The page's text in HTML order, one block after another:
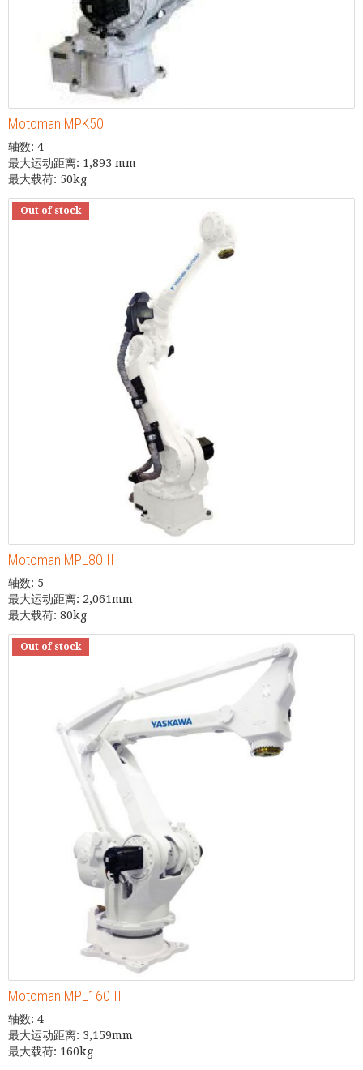
Motoman MPK50
轴数: 4
最大运动距离: 1,893 mm
最大载荷: 50kg
Out of stock
Motoman MPL80 II
轴数: 5
最大运动距离: 2,061mm
最大载荷: 80kg
Out of stock
Motoman MPL160 II
轴数: 4
最大运动距离: 3,159mm
最大载荷: 160kg